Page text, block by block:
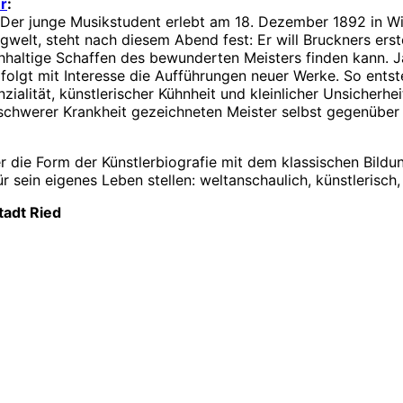
junge Musikstudent erlebt am 18. Dezember 1892 in
steht nach diesem Abend fest: Er will Bruckners
Schaffen des bewunderten Meisters finden kann.
mit Interesse die Aufführungen neuer Werke. So
künstlerischer Kühnheit und kleinlicher
Krankheit gezeichneten Meister selbst
Form der Künstlerbiografie mit dem klassischen
sein eigenes Leben stellen: weltanschaulich,
Ried